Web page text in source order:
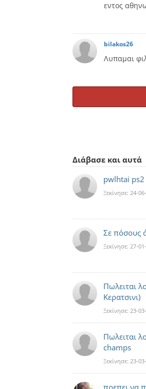
εντος
bilakos26
Λυπαμαι
Διάβασε και αυτά
pwlhtai ps2
Ξεκίνησε: 24-
Σε πόσους
Ξεκίνησε: 27-
Πωλειται
Κερατσινι)
Ξεκίνησε: 23-
Πωλειται
champs
Ξεκίνησε: 23-
πρεπει να